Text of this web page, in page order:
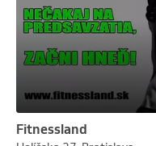
Fitnessland